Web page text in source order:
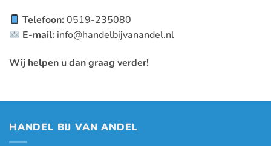
Telefoon: 0519-235080
E-mail: info@handelbijvanandel.nl
Wij helpen u dan graag verder!
HANDEL BIJ VAN ANDEL